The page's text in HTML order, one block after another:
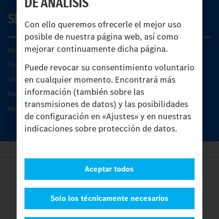
Con ello queremos ofrecerle el mejor uso
posible de nuestra página web, así como
mejorar continuamente dicha página.
Puede revocar su consentimiento voluntario
en cualquier momento. Encontrará más
información (también sobre las
transmisiones de datos) y las posibilidades
de configuración en «Ajustes» y en nuestras
indicaciones sobre protección de datos.
Solo los técnicamente necesarios
Aceptar todos
SERVICIO
Días de Servicio del Unimog
Encontrar un socio
Oferta de servicio del Unimog
Productos de piezas y servicio
Recambios originales
Provider
Legal Notice
Contacto
Cookies